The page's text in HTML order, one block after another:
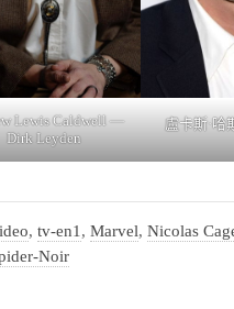
Lewis Caldwell —
Dirk Leyden
盧卡斯·哈
,tv-en1 ,Marvel,Nicolas
Noir